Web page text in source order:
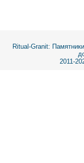
Ritual-Granit:
2011-